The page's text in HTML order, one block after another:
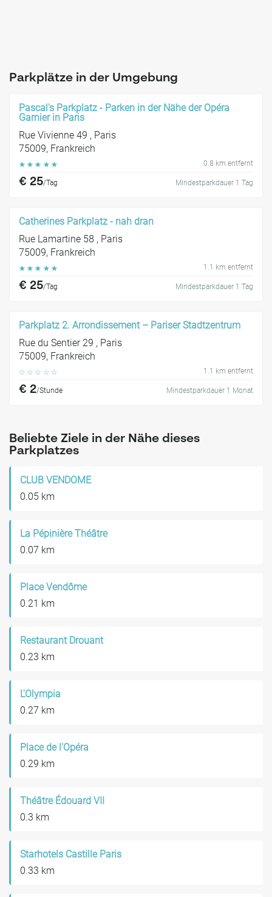
Parkplätze in der Umgebung
Pascal's Parkplatz - Parken in der Nähe der Opéra
Garnier in Paris
Rue Vivienne 49 , Paris
75009, Frankreich
☆ ☆ ☆ ☆ ☆ 0.8 km entfernt
€ 25/Tag Mindestparkdauer 1 Tag
Catherines Parkplatz - nah dran
Rue Lamartine 58 , Paris
75009, Frankreich
☆ ☆ ☆ ☆ ☆ 1.1 km entfernt
€ 25/Tag Mindestparkdauer 1 Tag
Parkplatz 2. Arrondissement – Pariser Stadtzentrum
Rue du Sentier 29 , Paris
75009, Frankreich
☆ ☆ ☆ ☆ ☆ 1.1 km entfernt
€ 2/Stunde Mindestparkdauer 1 Monat
Beliebte Ziele in der Nähe dieses
Parkplatzes
CLUB VENDOME
0.05 km
La Pépinière Théâtre
0.07 km
Place Vendôme
0.21 km
Restaurant Drouant
0.23 km
L'Olympia
0.27 km
Place de l'Opéra
0.29 km
Théâtre Édouard VII
0.3 km
Starhotels Castille Paris
0.33 km